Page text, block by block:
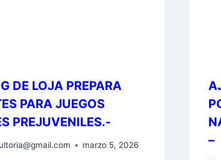
DE LOJA PREPARA
PARA JUEGOS
PREJUVENILES.-
marzo 5, 2026
–